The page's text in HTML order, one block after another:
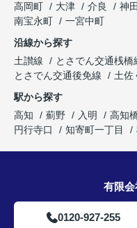
高岡町
大津 介良 神田
南宝永町
一宮中町
沿線から探す
土讃線
とさでん交通桟橋
とさでん交通後免線
土佐
駅から探す
高知
薊野 入明 高知
円行寺口
知寄町一丁目
有限
0120-927-255